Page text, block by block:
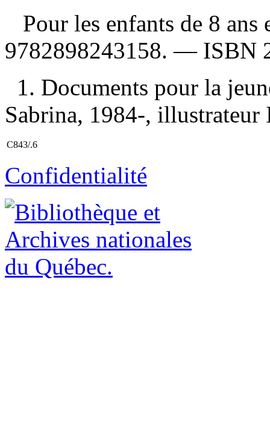
Pour les enfants de 8
9782898243158. — ISBN
1. Documents pour la
Sabrina, 1984-,
C843/.6
Confidentialité